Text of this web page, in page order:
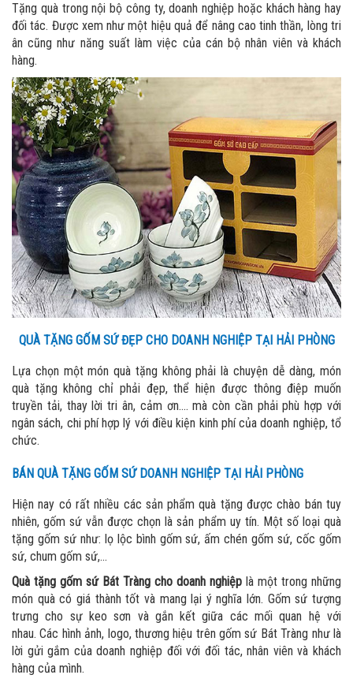
Tặng quà trong nội bộ công ty, doanh nghiệp hoặc khách hàng hay
đối tác. Được xem như một hiệu quả để nâng cao tinh thần, lòng tri
ân cũng như năng suất làm việc của cán bộ nhân viên và khách
hàng.
QUÀ TẶNG GỐM SỨ ĐẸP CHO DOANH NGHIỆP TẠI HẢI PHÒNG
Lựa chọn một món quà tặng không phải là chuyện dễ dàng, món
quà tặng không chỉ phải đẹp, thể hiện được thông điệp muốn
truyền tải, thay lời tri ân, cảm ơn…. mà còn cần phải phù hợp với
ngân sách, chi phí hợp lý với điều kiện kinh phí của doanh nghiệp, tổ
chức.
BÁN QUÀ TẶNG GỐM SỨ DOANH NGHIỆP TẠI HẢI PHÒNG
Hiện nay có rất nhiều các sản phẩm quà tặng được chào bán tuy
nhiên, gốm sứ vẫn được chọn là sản phẩm uy tín. Một số loại quà
tặng gốm sứ như: lọ lộc bình gốm sứ, ấm chén gốm sứ, cốc gốm
sứ, chum gốm sứ,...
Quà tặng gốm sứ Bát Tràng cho doanh nghiệp là một trong những
món quà có giá thành tốt và mang lại ý nghĩa lớn. Gốm sứ tượng
trưng cho sự keo sơn và gắn kết giữa các mối quan hệ với
nhau. Các hình ảnh, logo, thương hiệu trên gốm sứ Bát Tràng như là
lời gửi gắm của doanh nghiệp đối với đối tác, nhân viên và khách
hàng của mình.